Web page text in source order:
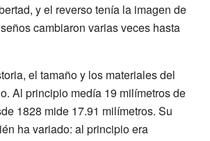
y el reverso tenía la imagen de
cambiaron varias veces hasta
el tamaño y los materiales del
Al principio medía 19 milímetros de
1828 mide 17.91 milímetros. Su
ha variado: al principio era